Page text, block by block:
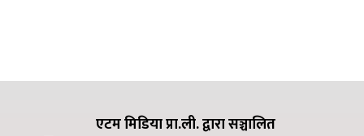
एटम मिडिया प्रा.ली. द्वारा सञ्चालित